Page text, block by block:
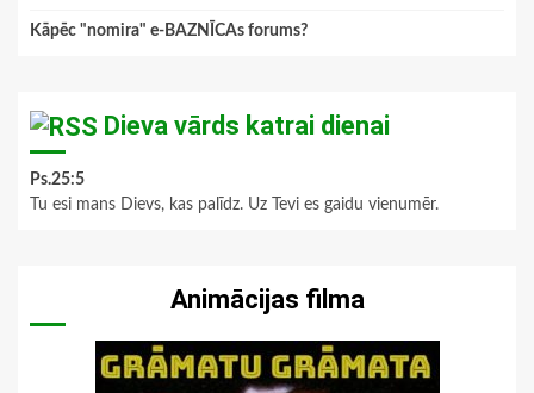
Kāpēc "nomira" e-BAZNĪCAs forums?
Dieva vārds katrai dienai
Ps.25:5
Tu esi mans Dievs, kas palīdz. Uz Tevi es gaidu vienumēr.
Animācijas filma